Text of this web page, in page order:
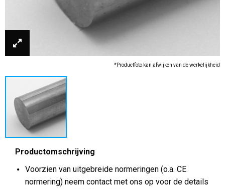
*Productfoto kan afwijken van de werkelijkheid
Productomschrijving
Voorzien van uitgebreide normeringen (o.a. CE
normering) neem contact met ons op voor de details